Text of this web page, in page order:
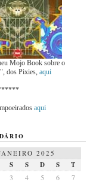
Mojo Book sobre o
dos Pixies, aqui
aqui
2025
S S D S
T
3 4 5 6
7